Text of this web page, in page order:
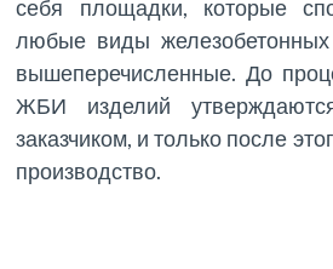
себя площадки, которые
любые виды
вышеперечисленные. До
ЖБИ изделий
заказчиком, и только после
производство.